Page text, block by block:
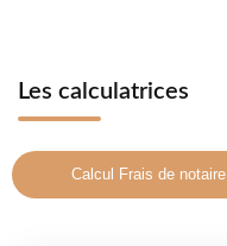
Les calculatrices
Calcul Frais de notaire